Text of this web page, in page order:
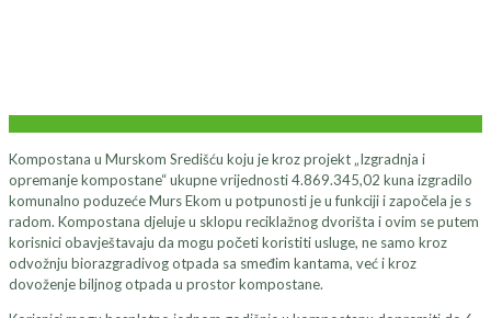
Kompostana u Murskom Središću koju je kroz projekt „Izgradnja i
opremanje kompostane“ ukupne vrijednosti 4.869.345,02 kuna izgradilo
komunalno poduzeće Murs Ekom u potpunosti je u funkciji i započela je s
radom. Kompostana djeluje u sklopu reciklažnog dvorišta i ovim se putem
korisnici obavještavaju da mogu početi koristiti usluge, ne samo kroz
odvožnju biorazgradivog otpada sa smeđim kantama, već i kroz
dovoženje biljnog otpada u prostor kompostane.